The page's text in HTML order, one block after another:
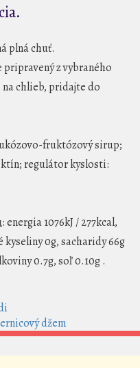
plná chuť.
pripravený z vybraného
chlieb, pridajte do
fruktózový sirup;
regulátor kyslosti:
: energia 1076kJ / 277kcal,
0g, sacharidy 66g
0.7g, soľ 0.10g .
džem